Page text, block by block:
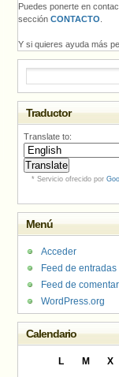
Puedes ponerte en
sección CONTACTO
Y si quieres ayuda más
Traductor
Translate to:
* Servicio ofrecido por
Menú
Acceder
Feed de entradas
Feed de
WordPress.org
Calendario
L M X